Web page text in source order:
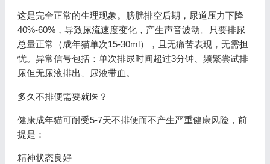
这是完全正常的生理现象。膀胱排空后期，尿道压力下降
40%-60%，导致尿流速度变化，产生声音波动。只要排尿
总量正常（成年猫单次15-30ml），且无痛苦表现，无需担
忧。异常信号包括：单次排尿时间超过3分钟、频繁尝试排
尿但无尿液排出、尿液带血。
多久不排便需要就医？
健康成年猫可耐受5-7天不排便而不产生严重健康风险，前
提是：
精神状态良好